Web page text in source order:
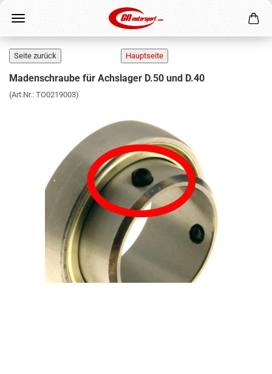
Madenschraube für Achslager D.50 und D.40
(Art.Nr.: TO0219003)